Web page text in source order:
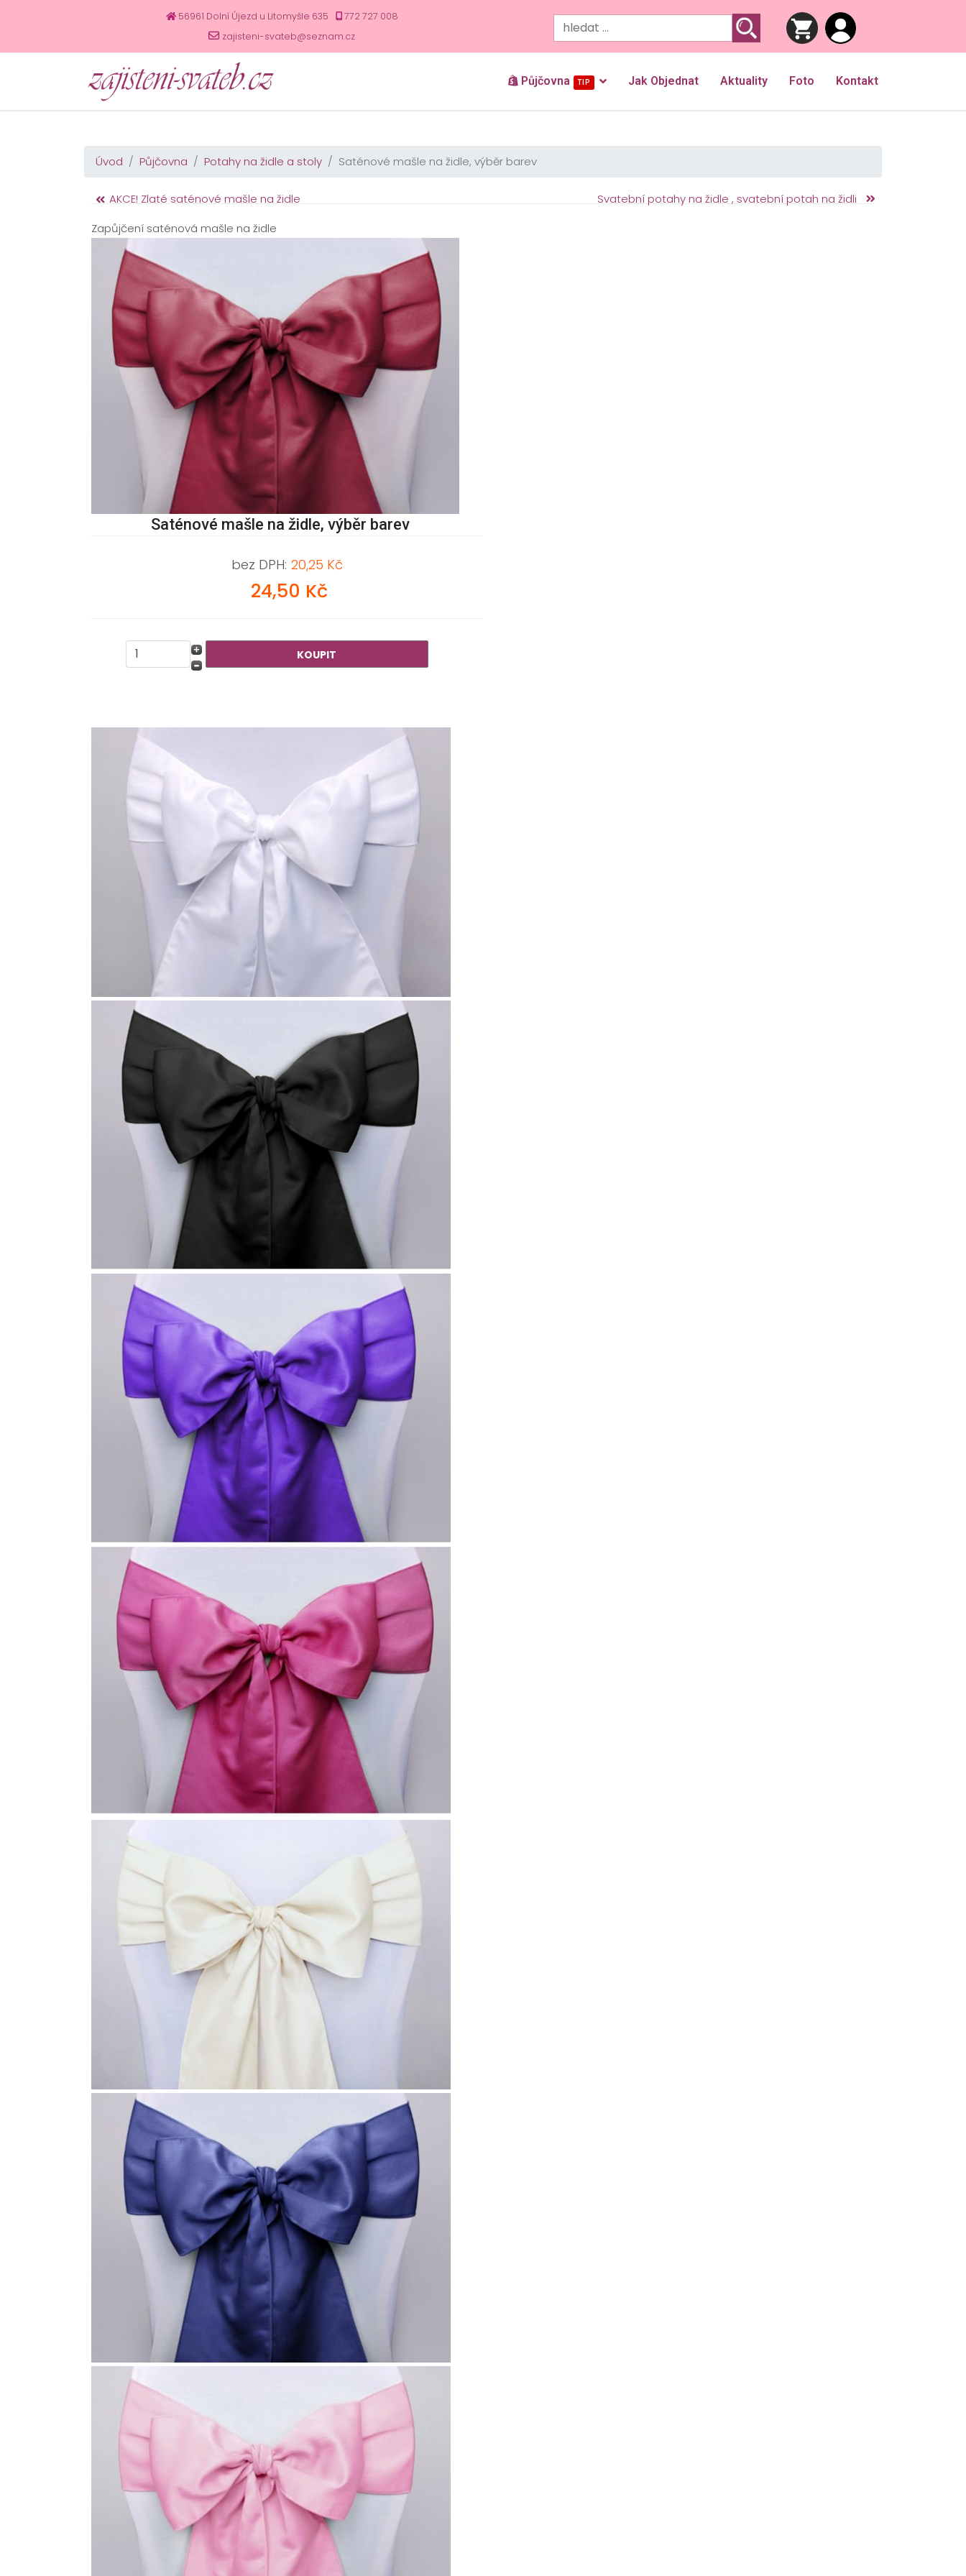
56961 Dolní Újezd u Litomyšle 635
772 727 008
zajisteni-svateb@seznam.cz
Půjčovna TIP Jak Objednat Aktuality Foto Kontakt
Úvod Půjčovna Potahy na židle a stoly Saténové mašle na židle, výběr barev
AKCE! Zlaté saténové mašle na židle
Svatební potahy na židle , svatební potah na židli
Zapůjčení saténová mašle na židle
Saténové mašle na židle, výběr barev
bez DPH: 20,25 Kč
24,50 Kč